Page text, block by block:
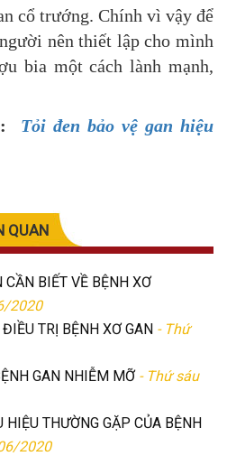
cổ trướng. Chính vì vậy để
nên thiết lập cho mình
bia một cách lành mạnh,
Tỏi đen bảo vệ gan hiệu
QUAN
CẦN BIẾT VỀ BỆNH XƠ
2020
TRỊ BỆNH XƠ GAN - Thứ
GAN NHIỄM MỠ- Thứ sáu
THƯỜNG GẶP CỦA BỆNH
2020